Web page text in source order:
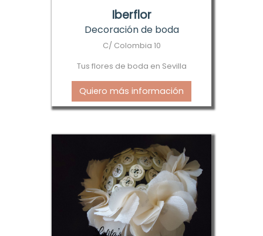
Iberflor
Decoración de boda
C/ Colombia 10
Tus flores de boda en Sevilla
Quiero más información